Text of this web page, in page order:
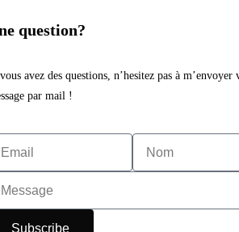
question?
avez des questions, n’hesitez pas à m’envoyer
par mail !
Subscribe